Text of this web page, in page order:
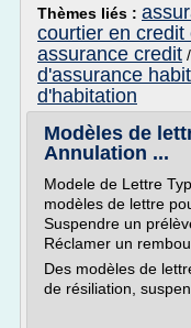
Thèmes liés :
courtier en
assurance credit /
d'assurance
d'habitation
Modèles de
Annulation ...
Modele de Lettre
modèles de lettre
Suspendre un
Réclamer un
Des modèles de
de résiliation,